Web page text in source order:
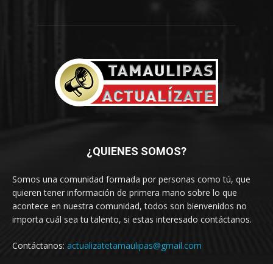
¿QUIENES SOMOS?
Somos una comunidad formada por personas como tú, que
quieren tener información de primera mano sobre lo que
acontece en nuestra comunidad, todos son bienvenidos no
importa cuál sea tu talento, si estas interesado contáctanos.
Contáctanos: actualizatetamaulipas@gmail.com